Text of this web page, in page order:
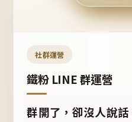
社群運營
鐵粉 LINE 群運營
群開了，卻沒人說話